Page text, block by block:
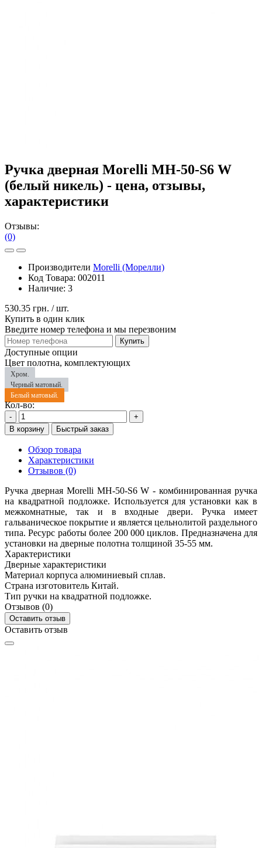
Ручка дверная Morelli MH-50-S6 W
(белый никель) - цена, отзывы,
характеристики
Отзывы:
(0)
Производители Morelli (Морелли)
Код Товара: 002011
Наличие: 3
530.35 грн. / шт.
Купить в один клик
Введите номер телефона и мы перезвоним
Купить
Доступные опции
Цвет полотна, комплектующих
Хром.
Черный матовый.
Белый матовый.
Кол-во:
-
+
В корзину
Быстрый заказ
Обзор товара
Характеристики
Отзывов (0)
Ручка дверная Morelli MH-50-S6 W - комбинированная ручка
на квадратной подложке. Используется для установки как в
межкомнатные, так и в входные двери. Ручка имеет
гальваническое покрытие и является цельнолитой раздельного
типа. Ресурс работы более 200 000 циклов. Предназначена для
установки на дверные полотна толщиной 35-55 мм.
Характеристики
Дверные характеристики
Материал корпуса алюминиевый сплав.
Страна изготовитель Китай.
Тип ручки на квадратной подложке.
Отзывов (0)
Оставить отзыв
Оставить отзыв